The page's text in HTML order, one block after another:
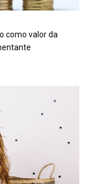
como valor da